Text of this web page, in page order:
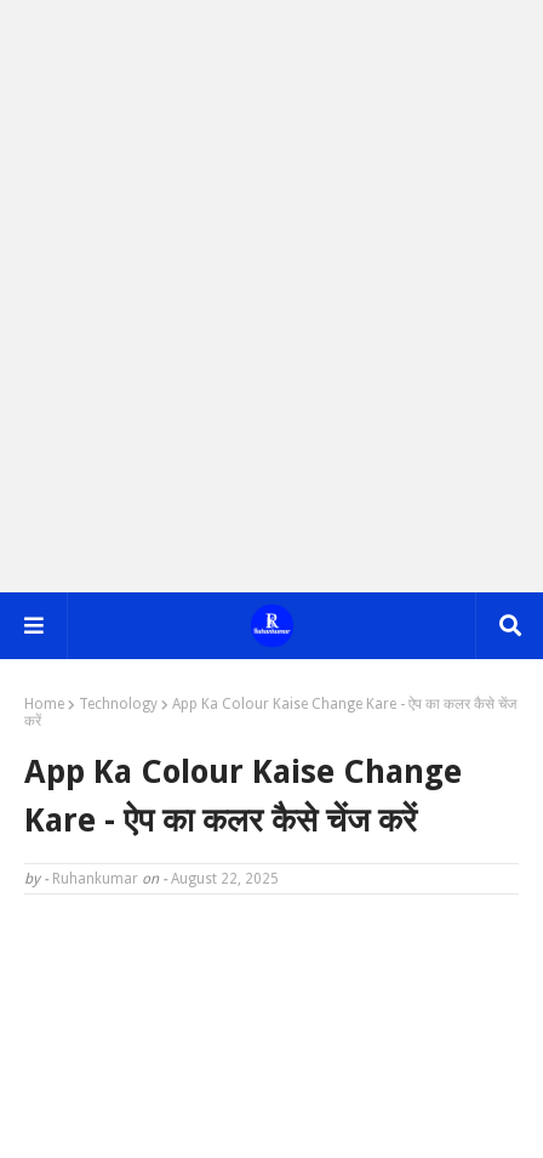
Home Technology
App Ka Colour Kaise Change Kare - ऐप का कलर कैसे चेंज
करें
App Ka Colour Kaise Change
Kare - ऐप का कलर कैसे चेंज करें
by - Ruhankumar on - August 22, 2025